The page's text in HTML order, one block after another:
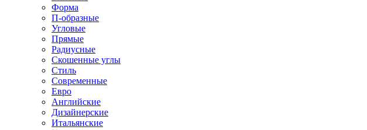
Форма
П-образные
Угловые
Прямые
Радиусные
Скошенные углы
Стиль
Современные
Евро
Английские
Дизайнерские
Итальянские